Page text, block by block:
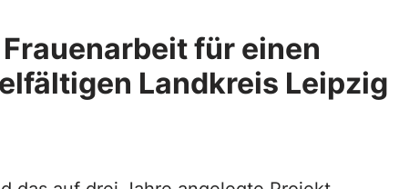
für einen
Landkreis Leipzig